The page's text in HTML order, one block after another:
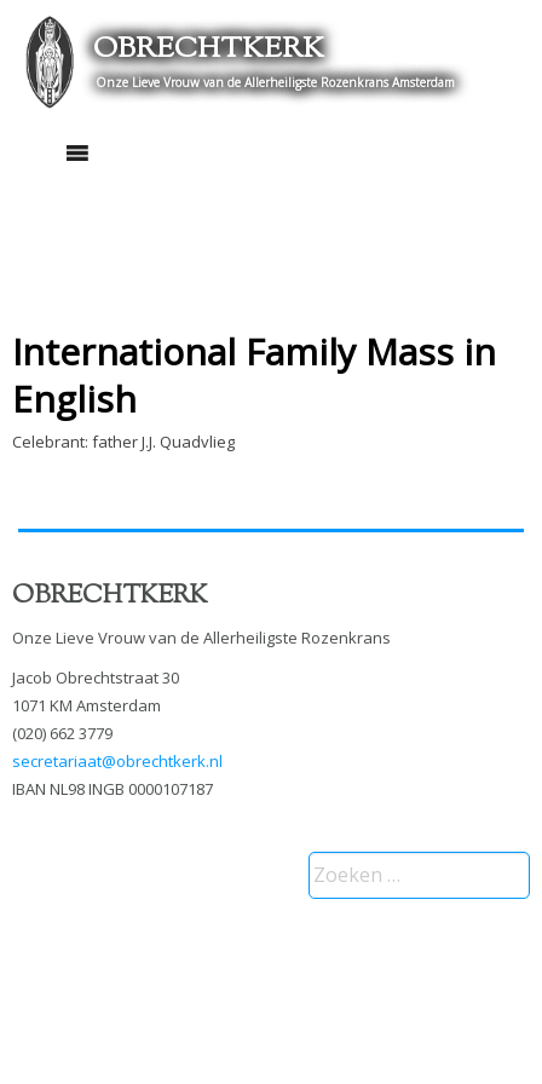
content
OBRECHTKERK
Onze Lieve Vrouw van de Allerheiligste Rozenkrans Amsterdam
International Family Mass in
English
Celebrant: father J.J. Quadvlieg
OBRECHTKERK
Onze Lieve Vrouw van de Allerheiligste Rozenkrans
Jacob Obrechtstraat 30
1071 KM Amsterdam
(020) 662 3779
secretariaat@obrechtkerk.nl
IBAN NL98 INGB 0000107187
Zoeken
naar: